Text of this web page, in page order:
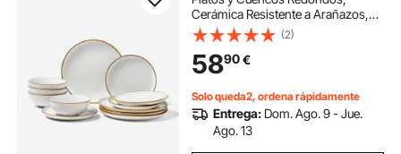
Cerámica Resistente a Arañazos,
Apta para Lavavajillas y
Microondas, para Postres,
Ensaladas, Sopas y Pastas, Marfil
Blanco, 12 uds
(2)
5890€
Solo queda2, ordena rápidamente
Entrega: Dom. Ago. 9 - Jue.
Ago. 13